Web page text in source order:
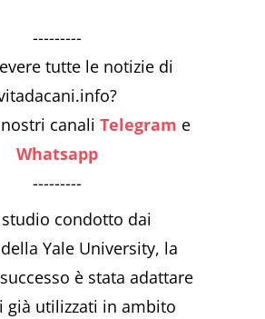
---------
tutte le notizie di
canaliTelegram e
Whatsapp
---------
condotto dai
Yale University, la
è stata adattare
già utilizzati in ambito